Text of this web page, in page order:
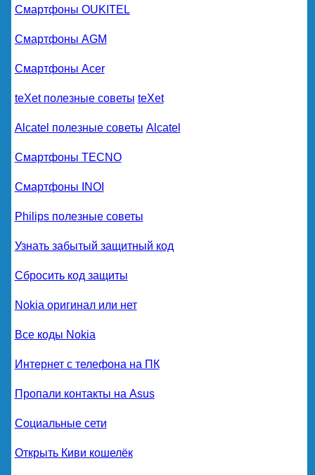
Смартфоны OUKITEL
Смартфоны AGM
Смартфоны Acer
teXet полезные советы teXet
Alcatel полезные советы Alcatel
Смартфоны TECNO
Смартфоны INOI
Philips полезные советы
Узнать забытый защитный код
Сбросить код защиты
Nokia оригинал или нет
Все коды Nokia
Интернет с телефона на ПК
Пропали контакты на Asus
Социальные сети
Открыть Киви кошелёк